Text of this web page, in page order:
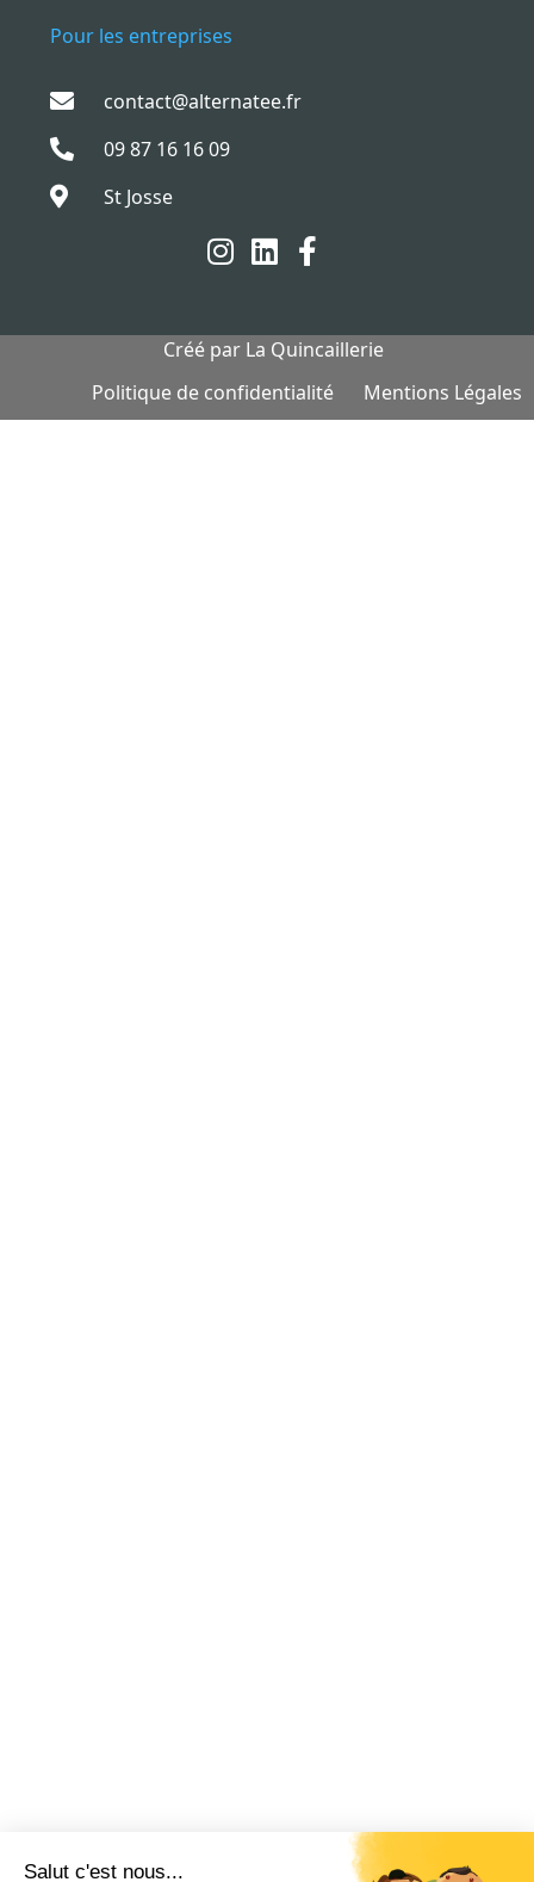
Pour les entreprises
contact@alternatee.fr
09 87 16 16 09
St Josse
Créé par La Quincaillerie
Politique de confidentialité
Mentions Légales